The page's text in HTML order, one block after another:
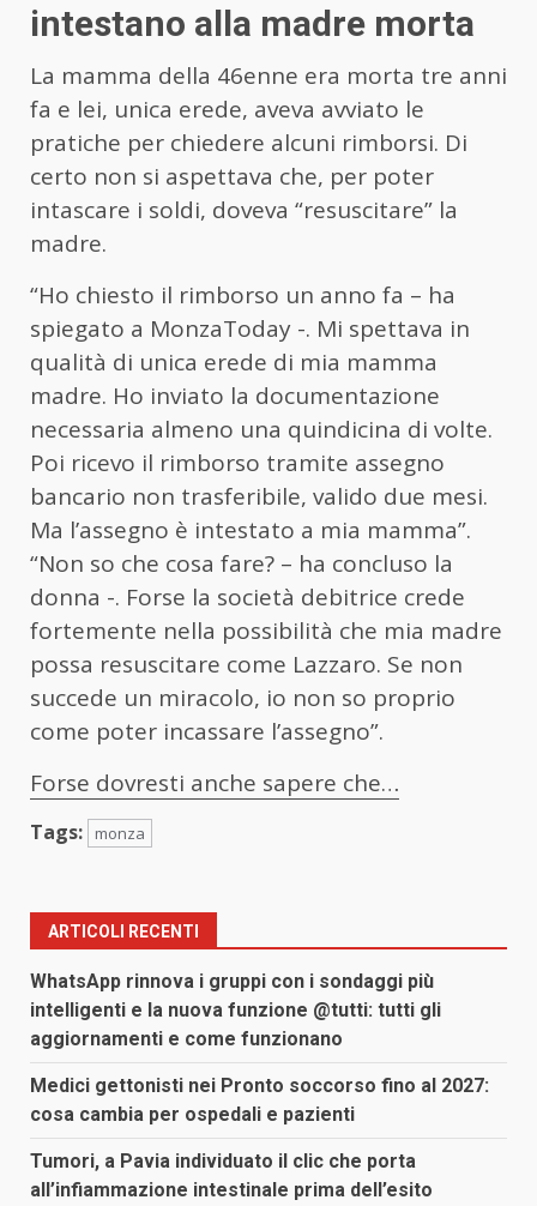
intestano alla madre morta
La mamma della 46enne era morta tre anni
fa e lei, unica erede, aveva avviato le
pratiche per chiedere alcuni rimborsi. Di
certo non si aspettava che, per poter
intascare i soldi, doveva “resuscitare” la
madre.
“Ho chiesto il rimborso un anno fa – ha
spiegato a MonzaToday -. Mi spettava in
qualità di unica erede di mia mamma
madre. Ho inviato la documentazione
necessaria almeno una quindicina di volte.
Poi ricevo il rimborso tramite assegno
bancario non trasferibile, valido due mesi.
Ma l’assegno è intestato a mia mamma”.
“Non so che cosa fare? – ha concluso la
donna -. Forse la società debitrice crede
fortemente nella possibilità che mia madre
possa resuscitare come Lazzaro. Se non
succede un miracolo, io non so proprio
come poter incassare l’assegno”.
Forse dovresti anche sapere che…
Tags: monza
ARTICOLI RECENTI
WhatsApp rinnova i gruppi con i sondaggi più
intelligenti e la nuova funzione @tutti: tutti gli
aggiornamenti e come funzionano
Medici gettonisti nei Pronto soccorso fino al 2027:
cosa cambia per ospedali e pazienti
Tumori, a Pavia individuato il clic che porta
all’infiammazione intestinale prima dell’esito